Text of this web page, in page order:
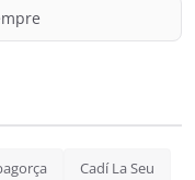
Cadí La Seu